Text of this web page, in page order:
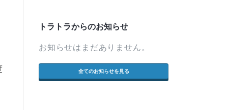
トラトラからのお知らせ
お知らせはまだありません。
全てのお知らせを見る